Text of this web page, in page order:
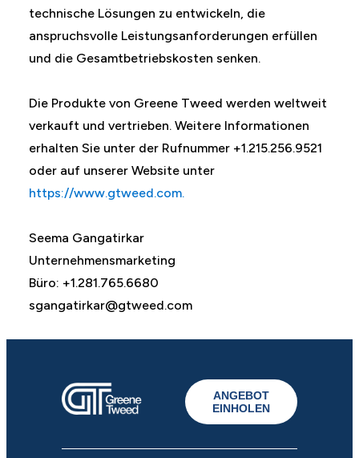
technische Lösungen zu entwickeln, die
anspruchsvolle Leistungsanforderungen erfüllen
und die Gesamtbetriebskosten senken.
Die Produkte von Greene Tweed werden weltweit
verkauft und vertrieben. Weitere Informationen
erhalten Sie unter der Rufnummer +1.215.256.9521
oder auf unserer Website unter
https://www.gtweed.com.
Seema Gangatirkar
Unternehmensmarketing
Büro: +1.281.765.6680
sgangatirkar@gtweed.com
ANGEBOT
EINHOLEN